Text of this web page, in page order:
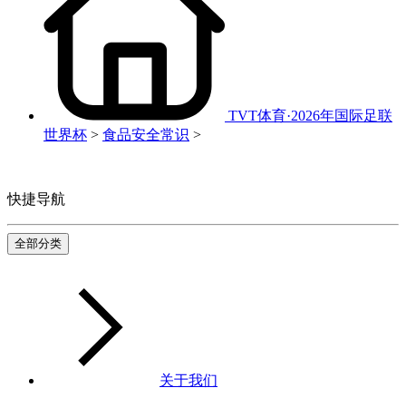
TVT体育·2026年国际足联
世界杯 > 食品安全常识 >
快捷导航
全部分类
关于我们